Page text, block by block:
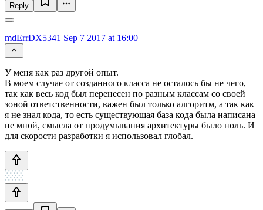
Reply
mdErrDX5341 Sep 7 2017 at 16:00
У меня как раз другой опыт.
В моем случае от созданного класса не осталось бы не чего,
так как весь код был перенесен по разным классам со своей
зоной ответственности, важен был только алгоритм, а так как
я не знал кода, то есть существующая база кода была написана
не мной, смысла от продумывания архитектуры было ноль. И
для скорости разработки я использовал глобал.